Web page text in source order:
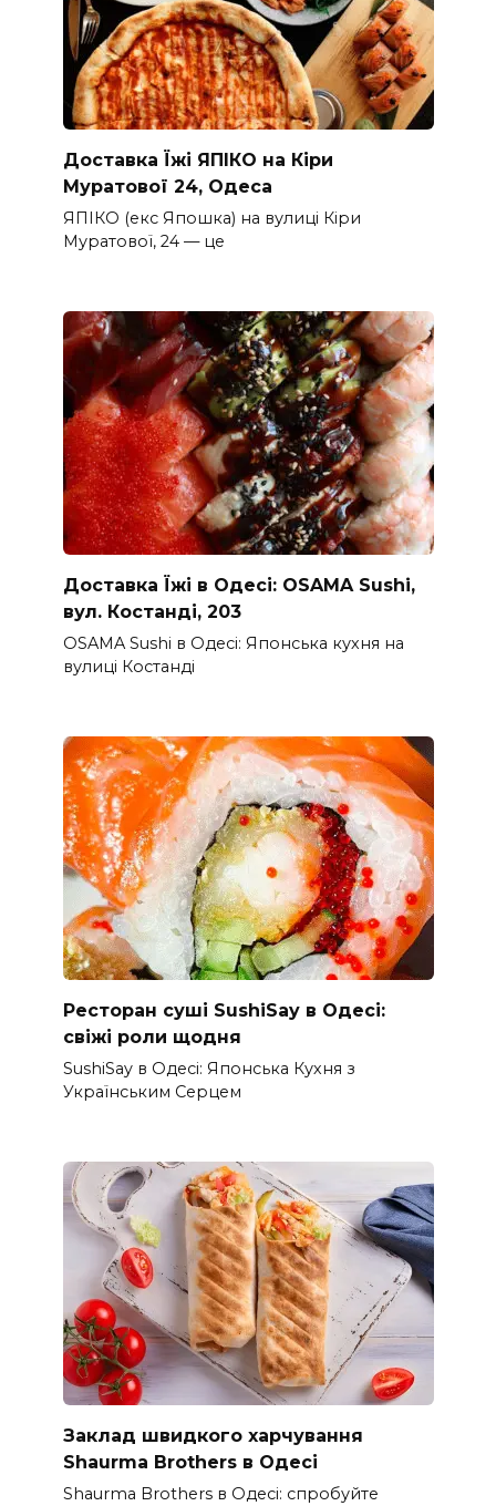
Доставка Їжі ЯПІКО на Кіри
Муратової 24, Одеса
ЯПІКО (екс Япошка) на вулиці Кіри
Муратової, 24 — це
Доставка Їжі в Одесі: OSAMA Sushi,
вул. Костанді, 203
OSAMA Sushi в Одесі: Японська кухня на
вулиці Костанді
Ресторан суші SushiSay в Одесі:
свіжі роли щодня
SushiSay в Одесі: Японська Кухня з
Українським Серцем
Заклад швидкого харчування
Shaurma Brothers в Одесі
Shaurma Brothers в Одесі: спробуйте